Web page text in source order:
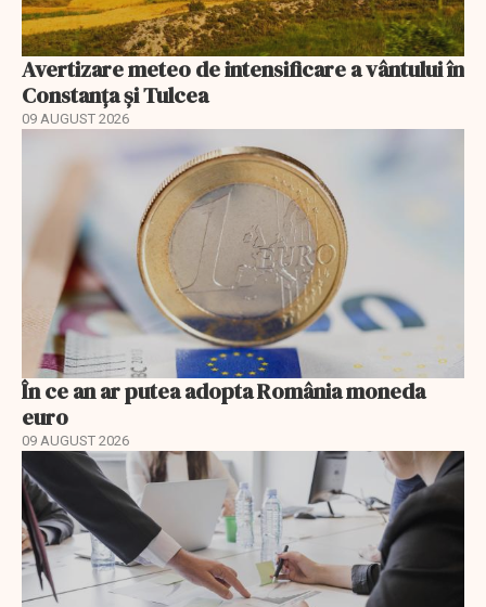
Avertizare meteo de intensificare a vântului în
Constanța și Tulcea
09 AUGUST 2026
În ce an ar putea adopta România moneda
euro
09 AUGUST 2026